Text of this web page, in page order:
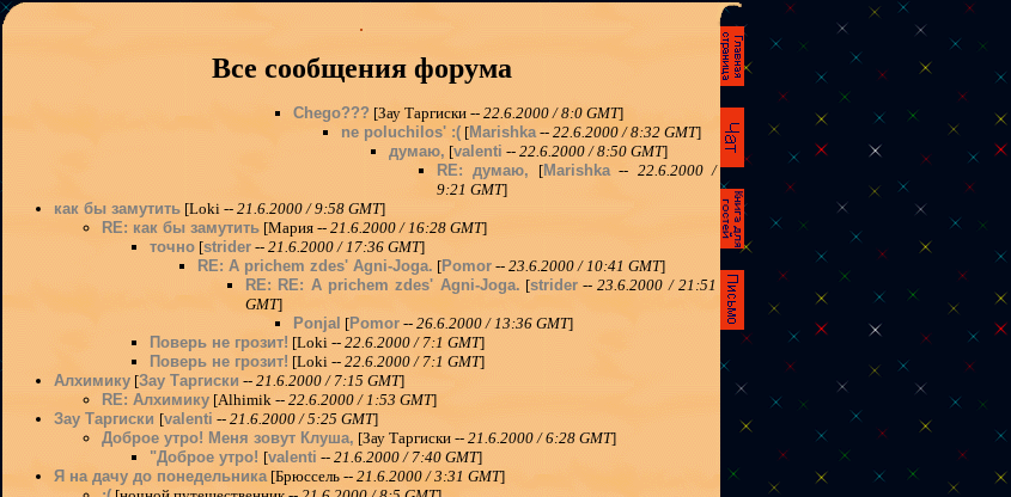
Все сообщения форума
Chego??? [Зау Таргиски -- 22.6.2000 / 8:0 GMT]
ne poluchilos' :( [Marishka-- 22.6.2000 / 8:32 GMT]
думаю, [valenti -- 22.6.2000 / 8:50 GMT]
RE: думаю, [Marishka-- 22.6.2000 /
9:21 GMT]
как бы замутить [Loki -- 21.6.2000 / 9:58 GMT]
RE: как бы замутить [Мария -- 21.6.2000 / 16:28 GMT]
точно [strider -- 21.6.2000 / 17:36 GMT]
RE: A prichem zdes' Agni-Joga. [Pomor -- 23.6.2000 / 10:41 GMT]
RE: RE: A prichem zdes' Agni-Joga. [strider--23.6.2000 / 21:51
GMT]
Ponjal [Pomor -- 26.6.2000 / 13:36 GMT]
Поверь не грозит! [Loki -- 22.6.2000 / 7:1 GMT]
Поверь не грозит! [Loki -- 22.6.2000 / 7:1 GMT]
Алхимику [Зау Таргиски -- 21.6.2000 / 7:15 GMT]
RE: Алхимику [Alhimik -- 22.6.2000 / 1:53 GMT]
Зау Таргиски [valenti -- 21.6.2000 / 5:25 GMT]
Доброе утро! Меня зовут Клуша, [Зау Таргиски -- 21.6.2000 / 6:28 GMT]
"Доброе утро! [valenti -- 21.6.2000 / 7:40 GMT]
Я на дачу до понедельника[Брюссель -- 21.6.2000 / 3:31 GMT]